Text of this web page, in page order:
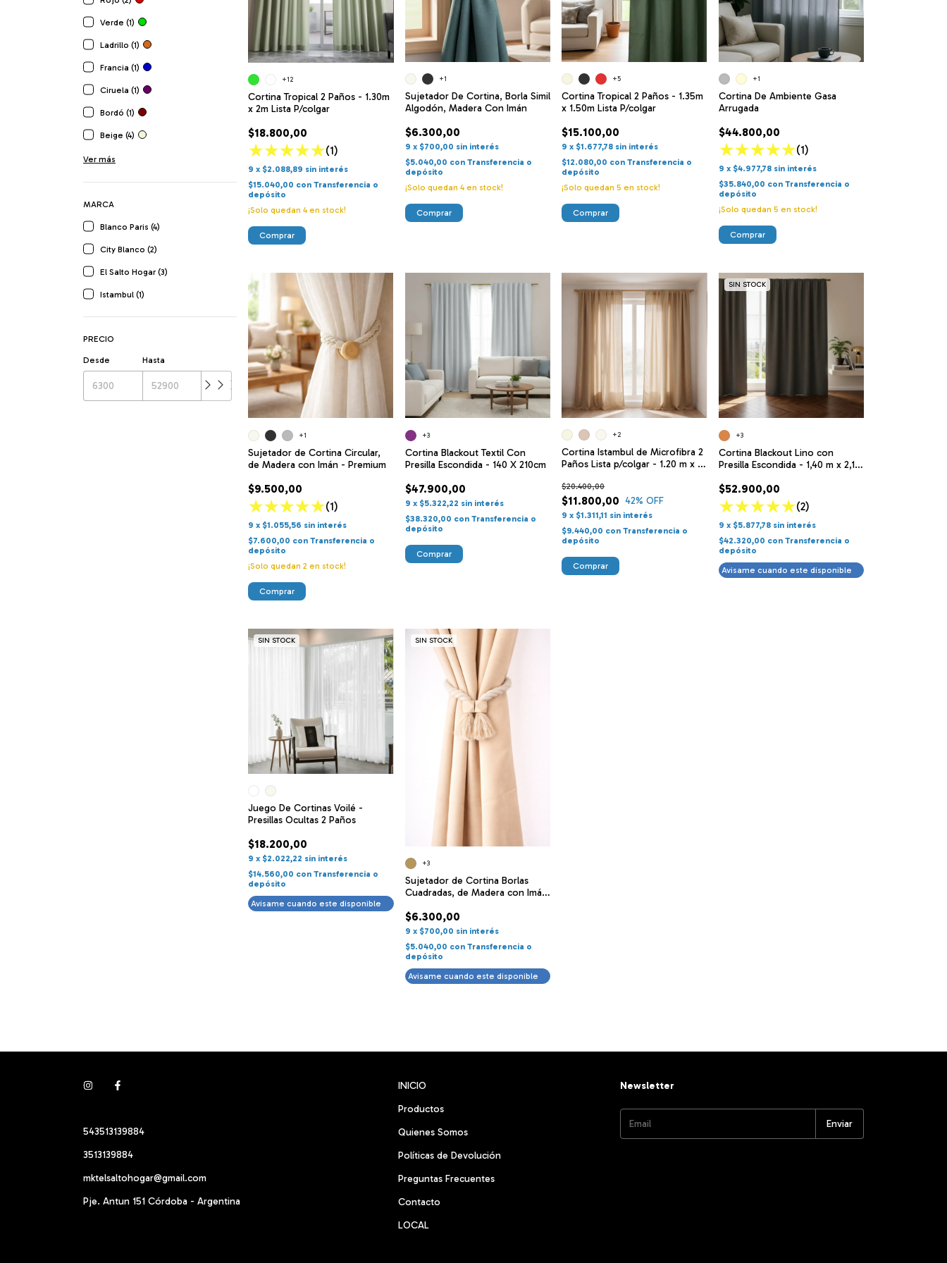
Verde (1)
Ladrillo (1)
Francia (1)
Ciruela (1)
Bordó (1)
Beige (4)
Ver más
MARCA
Blanco Paris (4)
City Blanco (2)
El Salto Hogar (3)
Istambul (1)
PRECIO
Desde Hasta
Cortina Tropical 2 Paños - 1.30m
x 2m Lista P/colgar
$18.800,00
(1)
9 x $2.088,89 sin interés
$15.040,00 con Transferencia o
depósito
¡Solo quedan4en stock!
+12
Comprar
Sujetador De Cortina, Borla Simil
Algodón, Madera Con Imán
$6.300,00
9 x $700,00 sin interés
$5.040,00 con Transferencia o
depósito
¡Solo quedan 4en stock!
+1
Comprar
Cortina Tropical 2 Paños - 1.35m
x 1.50m Lista P/colgar
$15.100,00
9 x $1.677,78 sin interés
$12.080,00 con Transferencia o
depósito
¡Solo quedan5 en stock!
+5
Comprar
Cortina De Ambiente Gasa
Arrugada
$44.800,00
(1)
9 x $4.977,78 sin interés
$35.840,00 con Transferencia o
depósito
¡Solo quedan 5 en stock!
+1
Comprar
Sujetador de Cortina Circular,
de Madera con Imán - Premium
$9.500,00
(1)
9 x $1.055,56 sin interés
$7.600,00 con Transferencia o
depósito
¡Solo quedan2 en stock!
+1
Comprar
Cortina Blackout Textil Con
Presilla Escondida - 140 X 210cm
$47.900,00
9 x $5.322,22 sin interés
$38.320,00 con Transferencia o
depósito
+3
Comprar
Cortina Istambul de Microfibra 2
Paños Lista p/colgar - 1.20 m x 2
$11.800,00
$20.400,00
42% OFF
9 x $1.311,11 sin interés
$9.440,00 con Transferencia o
depósito
+2
Comprar
SIN STOCK
Cortina Blackout Lino con
Presilla Escondida - 1,40 m x 2,10
$52.900,00
(2)
9 x $5.877,78 sin interés
$42.320,00 con Transferencia o
depósito
+3
Avisame cuando este disponible
SIN STOCK
Juego De Cortinas Voilé -
Presillas Ocultas 2 Paños
$18.200,00
9 x $2.022,22 sin interés
$14.560,00 con Transferencia o
depósito
Avisame cuando este disponible
SIN STOCK
Sujetador de Cortina Borlas
Cuadradas, de Madera con Imán
$6.300,00
9 x $700,00 sin interés
$5.040,00 con Transferencia o
depósito
+3
Avisame cuando este disponible
543513139884
3513139884
mktelsaltohogar@gmail.com
Pje. Antun 151 Córdoba - Argentina
INICIO
Productos
Quienes Somos
Políticas de Devolución
Preguntas Frecuentes
Contacto
LOCAL
Newsletter